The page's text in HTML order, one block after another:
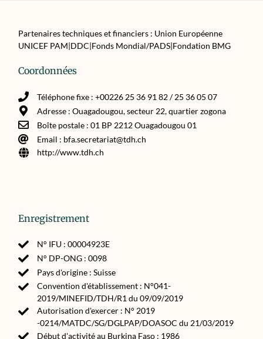
Partenaires techniques et financiers : Union Européenne
UNICEF PAM|DDC|Fonds Mondial/PADS|Fondation BMG
Coordonnées
Téléphone fixe : +00226 25 36 91 82 / 25 36 05 07
Adresse : Ouagadougou, secteur 22, quartier zogona
Boîte postale : 01 BP 2212 Ouagadougou 01
Email : bfa.secretariat@tdh.ch
http://www.tdh.ch
Enregistrement
N° IFU : 00004923E
N° DP-ONG : 0098
Pays d'origine : Suisse
Convention d'établissement : N°041-
2019/MINEFID/TDH/R1 du 09/09/2019
Autorisation d'exercer : N° 2019
-0214/MATDC/SG/DGLPAP/DOASOC du 21/03/2019
Début d'activité au Burkina Faso : 1986